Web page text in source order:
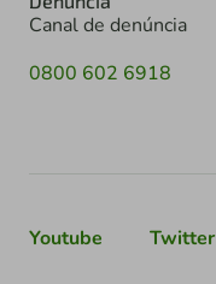
Canal de denúncia
0800 602 6918
Youtube Twitter